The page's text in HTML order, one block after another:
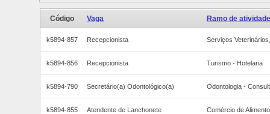
Código Vaga Ramo de atividade
k5894-857 Recepcionista Serviços
k5894-856 Recepcionista Turismo - Hotelaria
k5894-790 Secretário(a) Odontológico(a) Odontologia -
k5894-855 Atendente de Lanchonete Comércio de